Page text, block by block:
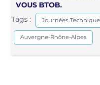
VOUS BTOB.
Tags :
Journées
Auvergne-Rhône-Alpes